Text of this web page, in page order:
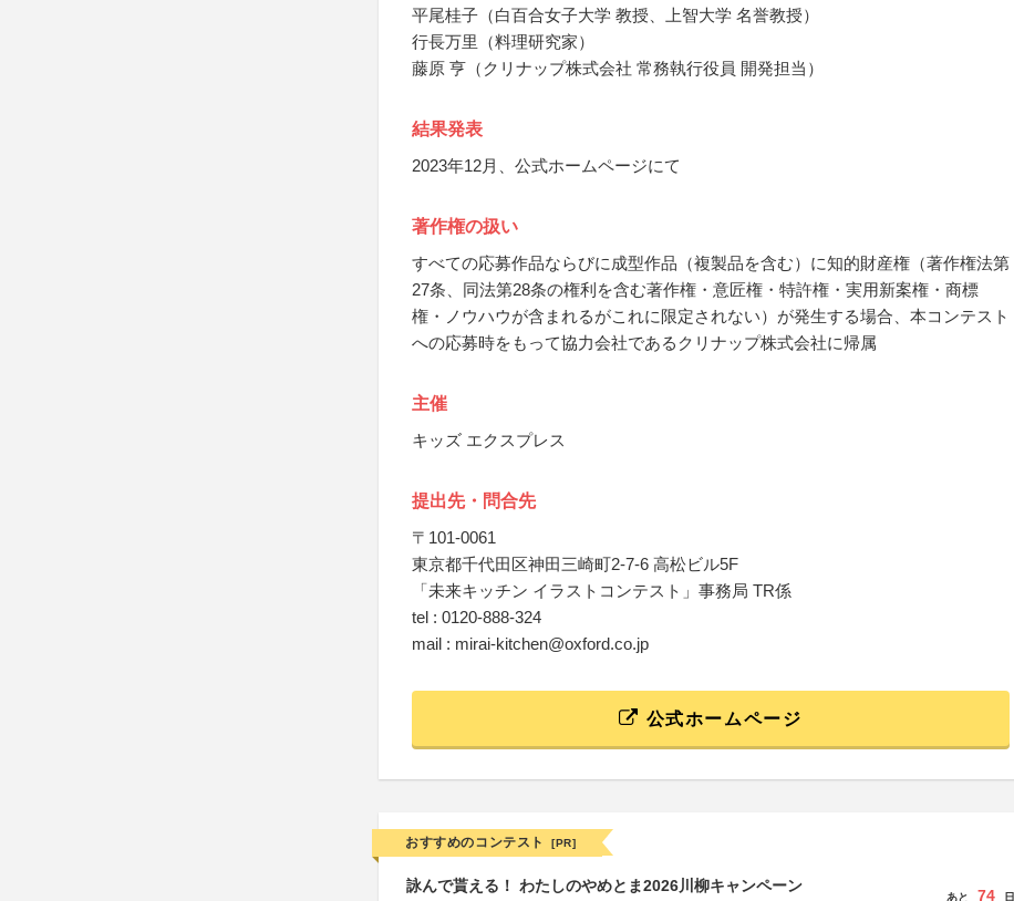
平尾桂子（白百合女子大学 教授、上智大学 名誉教授）
行長万里（料理研究家）
藤原 亨（クリナップ株式会社 常務執行役員 開発担当）
結果発表
2023年12月、公式ホームページにて
著作権の扱い
すべての応募作品ならびに成型作品（複製品を含む）に知的財産権（著作権法第
27条、同法第28条の権利を含む著作権・意匠権・特許権・実用新案権・商標
権・ノウハウが含まれるがこれに限定されない）が発生する場合、本コンテスト
への応募時をもって協力会社であるクリナップ株式会社に帰属
主催
キッズ エクスプレス
提出先・問合先
〒101-0061
東京都千代田区神田三崎町2-7-6 高松ビル5F
「未来キッチン イラストコンテスト」事務局 TR係
tel : 0120-888-324
mail : mirai-kitchen@oxford.co.jp
公式ホームページ
おすすめのコンテスト [PR]
詠んで貰える！ わたしのやめとま2026川柳キャンペーン
あと 74 日